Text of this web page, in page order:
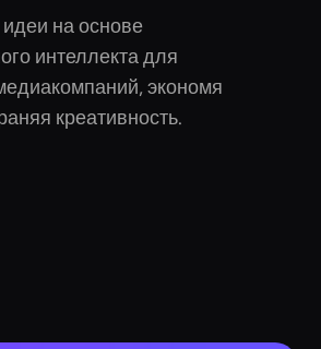
на основе
интеллекта для
экономя
креативность.